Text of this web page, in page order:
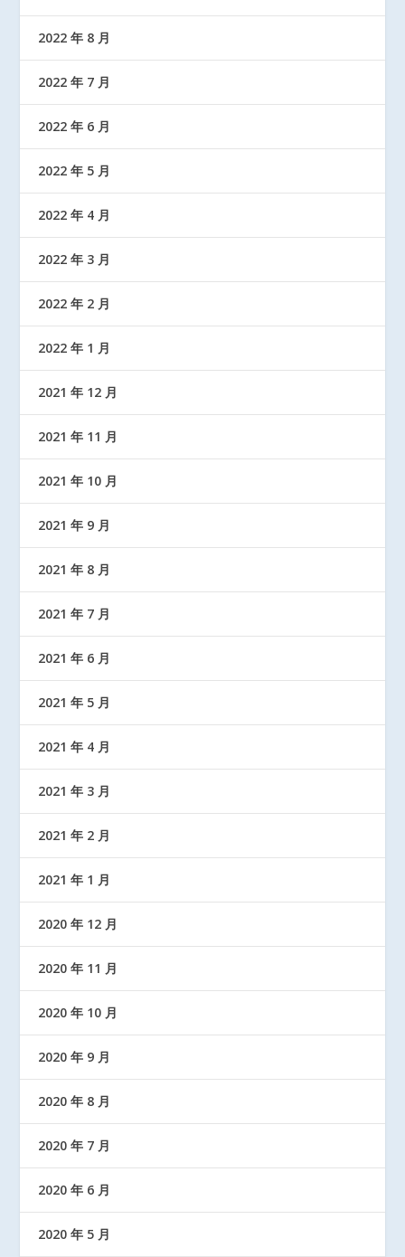
2022 年 8 月
2022 年 7 月
2022 年 6 月
2022 年 5 月
2022 年 4 月
2022 年 3 月
2022 年 2 月
2022 年 1 月
2021 年 12 月
2021 年 11 月
2021 年 10 月
2021 年 9 月
2021 年 8 月
2021 年 7 月
2021 年 6 月
2021 年 5 月
2021 年 4 月
2021 年 3 月
2021 年 2 月
2021 年 1 月
2020 年 12 月
2020 年 11 月
2020 年 10 月
2020 年 9 月
2020 年 8 月
2020 年 7 月
2020 年 6 月
2020 年 5 月